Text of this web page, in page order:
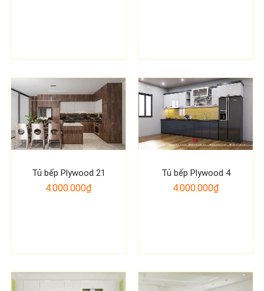
Tủ bếp Plywood 21
4.000.000₫
Tủ bếp Plywood 4
4.000.000₫